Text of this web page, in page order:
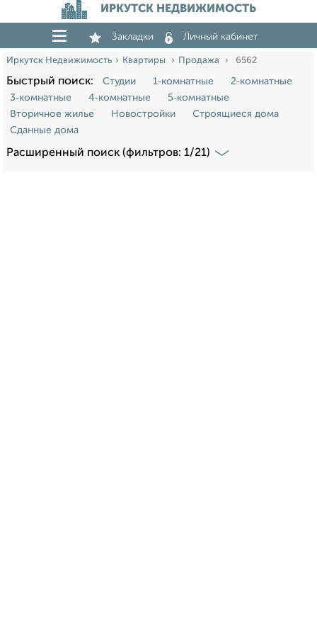
ИРКУТСК НЕДВИЖИМОСТЬ
Закладки Личный кабинет
Иркутск Недвижимость Квартиры Продажа 6562
Быстрый поиск: Студии 1‑комнатные
2‑комнатные
3‑комнатные
4‑комнатные
5‑комнатные
Вторичное жилье
Новостройки
Строящиеся дома
Сданные дома
Расширенный поиск (фильтров: 1/21)